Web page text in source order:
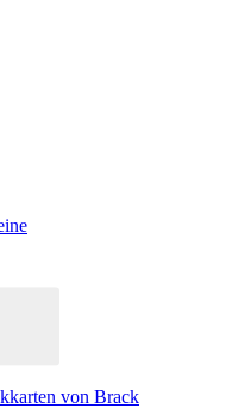
von Brack